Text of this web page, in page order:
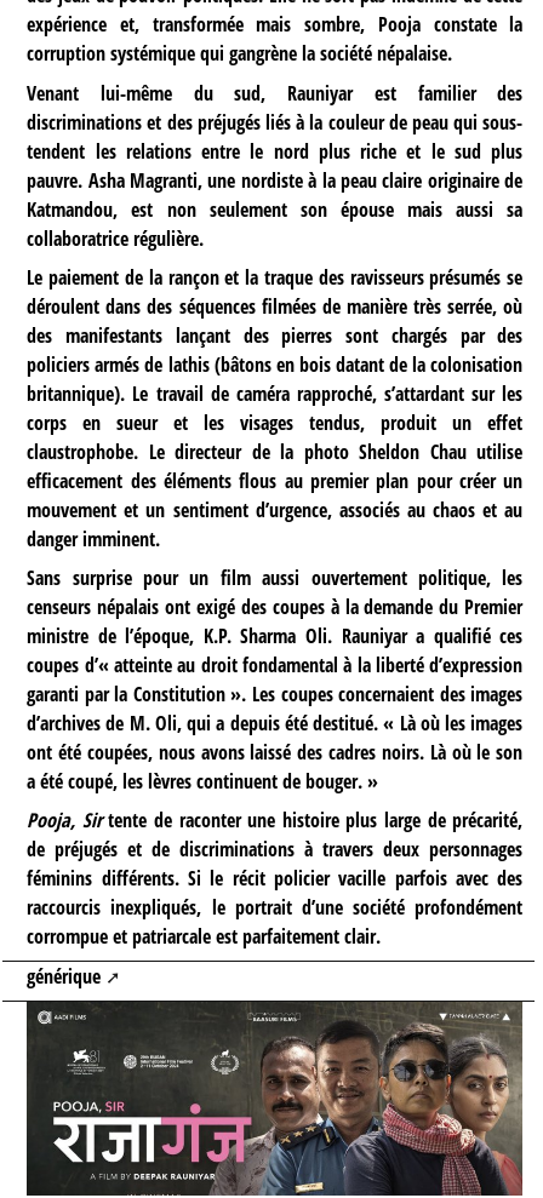
expérience et, transformée mais sombre, Pooja constate la
corruption systémique qui gangrène la société népalaise.
Venant lui-même du sud, Rauniyar est familier des
discriminations et des préjugés liés à la couleur de peau qui sous-
tendent les relations entre le nord plus riche et le sud plus
pauvre. Asha Magranti, une nordiste à la peau claire originaire de
Katmandou, est non seulement son épouse mais aussi sa
collaboratrice régulière.
Le paiement de la rançon et la traque des ravisseurs présumés se
déroulent dans des séquences filmées de manière très serrée, où
des manifestants lançant des pierres sont chargés par des
policiers armés de lathis (bâtons en bois datant de la colonisation
britannique). Le travail de caméra rapproché, s’attardant sur les
corps en sueur et les visages tendus, produit un effet
claustrophobe. Le directeur de la photo Sheldon Chau utilise
efficacement des éléments flous au premier plan pour créer un
mouvement et un sentiment d’urgence, associés au chaos et au
danger imminent.
Sans surprise pour un film aussi ouvertement politique, les
censeurs népalais ont exigé des coupes à la demande du Premier
ministre de l’époque, K.P. Sharma Oli. Rauniyar a qualifié ces
coupes d’« atteinte au droit fondamental à la liberté d’expression
garanti par la Constitution ». Les coupes concernaient des images
d’archives de M. Oli, qui a depuis été destitué. « Là où les images
ont été coupées, nous avons laissé des cadres noirs. Là où le son
a été coupé, les lèvres continuent de bouger. »
Pooja, Sirtente de raconter une histoire plus large de précarité,
de préjugés et de discriminations à travers deux personnages
féminins différents. Si le récit policier vacille parfois avec des
raccourcis inexpliqués, le portrait d’une société profondément
corrompue et patriarcale est parfaitement clair.
générique